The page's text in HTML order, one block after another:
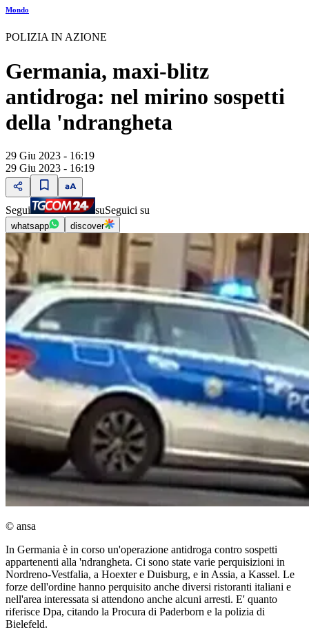
Mondo
POLIZIA IN AZIONE
Germania, maxi-blitz
antidroga: nel mirino sospetti
della 'ndrangheta
29 Giu 2023 - 16:19
29 Giu 2023 - 16:19
Segui suSeguici su
whatsapp discover
© ansa
In Germania è in corso un'operazione antidroga contro sospetti
appartenenti alla 'ndrangheta. Ci sono state varie perquisizioni in
Nordreno-Vestfalia, a Hoexter e Duisburg, e in Assia, a Kassel. Le
forze dell'ordine hanno perquisito anche diversi ristoranti italiani e
nell'area interessata si attendono anche alcuni arresti. E' quanto
riferisce Dpa, citando la Procura di Paderborn e la polizia di
Bielefeld.